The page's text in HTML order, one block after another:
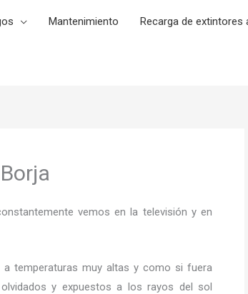
Mantenimiento Recarga de extintores
vemos en la televisión y en
temperaturas muy altas y como si fuera
y expuestos a los rayos del sol